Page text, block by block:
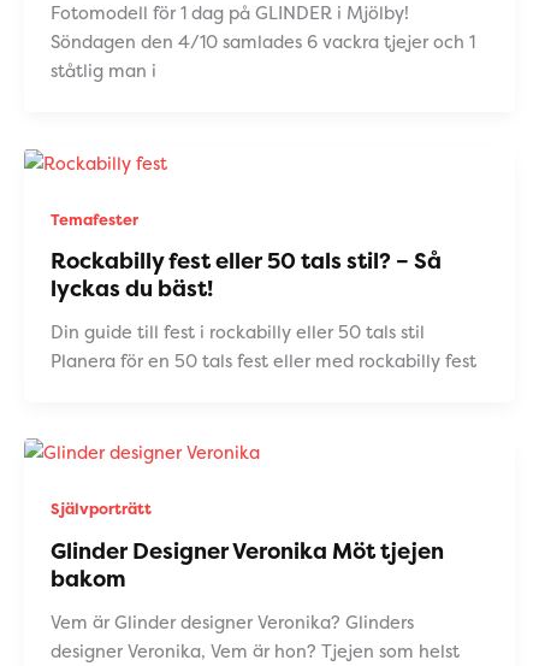
Fotomodell för 1 dag på GLINDER i Mjölby!
Söndagen den 4/10 samlades 6 vackra tjejer och 1
ståtlig man i
Temafester
Rockabilly fest eller 50 tals stil? – Så
lyckas du bäst!
Din guide till fest i rockabilly eller 50 tals stil
Planera för en 50 tals fest eller med rockabilly fest
Självporträtt
Glinder Designer Veronika Möt tjejen
bakom
Vem är Glinder designer Veronika? Glinders
designer Veronika, Vem är hon? Tjejen som helst